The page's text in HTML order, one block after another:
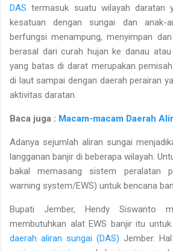
DAS termasuk suatu wilayah daratan
kesatuan dengan sungai dan anak-
berfungsi menampung, menyimpan
berasal dari curah hujan ke danau
yang batas di darat merupakan
di laut sampai dengan daerah perairan
aktivitas daratan.
Baca juga : Macam-macam Daerah
Adanya sejumlah aliran sungai
langganan banjir di beberapa wilayah.
bakal memasang sistem peralatan
warning system/EWS) untuk bencana
Bupati Jember, Hendy Siswanto
membutuhkan alat EWS banjir itu
daerah aliran sungai (DAS) Jember.